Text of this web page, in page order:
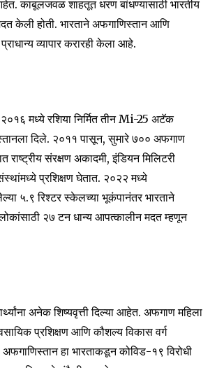
of
and be part of the
enter your email address on our website
button below. Don't worry, we respect
spam your inbox. Your information is
SUBSCRIBE
thePrivacy Policy.
काबूलजवळ शाहतूत धरण बांधण्यासाठी भारतीय
केली होती. भारताने अफगाणिस्तान आणि
व्यापार करारही केला आहे.
मध्ये रशिया निर्मित तीन Mi-25 अटॅक
दिले. २०११ पासून, सुमारे ७०० अफगाण
राष्ट्रीय संरक्षण अकादमी, इंडियन मिलिटरी
प्रशिक्षण घेतात. २०२२ मध्ये
५.९ रिश्टर स्केलच्या भूकंपानंतर भारताने
२७ टन धान्य आपत्कालीन मदत म्हणून
अनेक शिष्यवृत्ती दिल्या आहेत. अफगाण महिला
प्रशिक्षण आणि कौशल्य विकास वर्ग
हा भारताकडून कोविड-१९ विरोधी